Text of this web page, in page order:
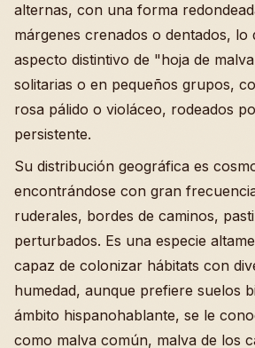
alternas, con una forma
márgenes crenados o dentados,
aspecto distintivo de "hoja de
solitarias o en pequeños grupos,
rosa pálido o violáceo, rodeados
persistente.
Su distribución geográfica es
encontrándose con gran
ruderales, bordes de caminos,
perturbados. Es una especie
capaz de colonizar hábitats con
humedad, aunque prefiere suelos
ámbito hispanohablante, se le
como malva común, malva de los